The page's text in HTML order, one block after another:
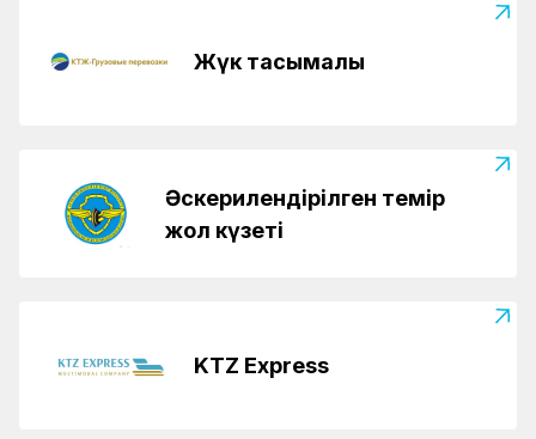
Жүк тасымалы
Әскерилендірілген темір
жол күзеті
KTZ Express